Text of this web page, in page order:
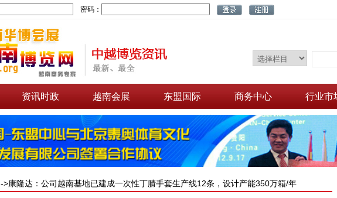
密码：
资讯时政 越南会展 东盟国际 商务中心 行业市
->康隆达：公司越南基地已建成一次性丁腈手套生产线12条，设计产能350万箱/年